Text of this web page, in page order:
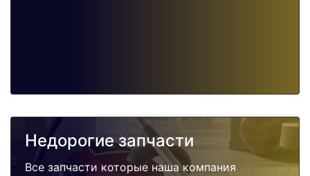
Недорогие запчасти
Все запчасти которые наша компания